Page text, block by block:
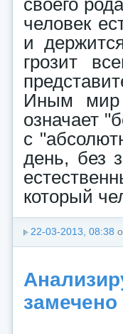
своего
человек
и
грозит
Иным мир
означает
с
день, без
который
22-03-2013, 08:38
замечено